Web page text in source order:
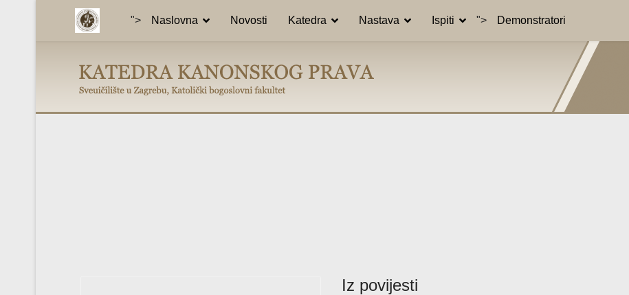
"> Naslovna Novosti Katedra Nastava Ispiti "> Demonstratori
Iz povijesti